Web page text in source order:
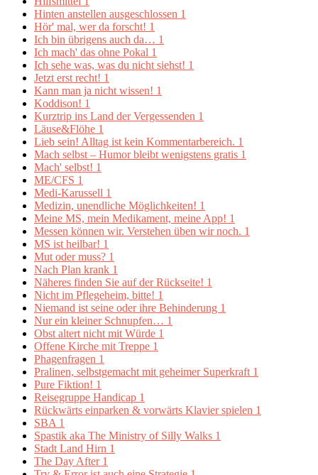
Hinten anstellen ausgeschlossen 1
Hör' mal, wer da forscht! 1
Ich bin übrigens auch da… 1
Ich mach' das ohne Pokal 1
Ich sehe was, was du nicht siehst! 1
Jetzt erst recht! 1
Kann man ja nicht wissen! 1
Koddison! 1
Kurztrip ins Land der Vergessenden 1
Läuse&Flöhe 1
Lieb sein! Alltag ist kein Kommentarbereich. 1
Mach selbst – Humor bleibt wenigstens gratis 1
Mach' selbst! 1
ME/CFS 1
Medi-Karussell 1
Medizin, unendliche Möglichkeiten! 1
Meine MS, mein Medikament, meine App! 1
Messen können wir. Verstehen üben wir noch. 1
MS ist heilbar! 1
Mut oder muss? 1
Nach Plan krank 1
Näheres finden Sie auf der Rückseite! 1
Nicht im Pflegeheim, bitte! 1
Niemand ist seine oder ihre Behinderung 1
Nur ein kleiner Schnupfen… 1
Obst altert nicht mit Würde 1
Offene Kirche mit Treppe 1
Phagenfragen 1
Pralinen, selbstgemacht mit geheimer Superkraft 1
Pure Fiktion! 1
Reisegruppe Handicap 1
Rückwärts einparken & vorwärts Klavier spielen 1
SBA 1
Spastik aka The Ministry of Silly Walks 1
Stadt Land Hirn 1
The Day After 1